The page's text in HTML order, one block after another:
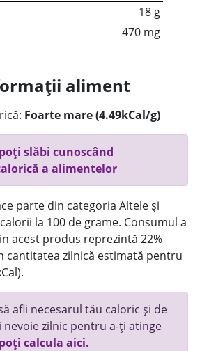
18 g
470 mg
aliment
Foarte mare (4.49kCal/g)
slăbi cunoscând
a alimentelor
parte din categoria Altele și
la 100 de grame. Consumul a
acest produs reprezintă 22%
cantitatea zilnică estimată pentru
afli necesarul tău caloric și de
nevoie zilnic pentru a-ți atinge
calcula aici.